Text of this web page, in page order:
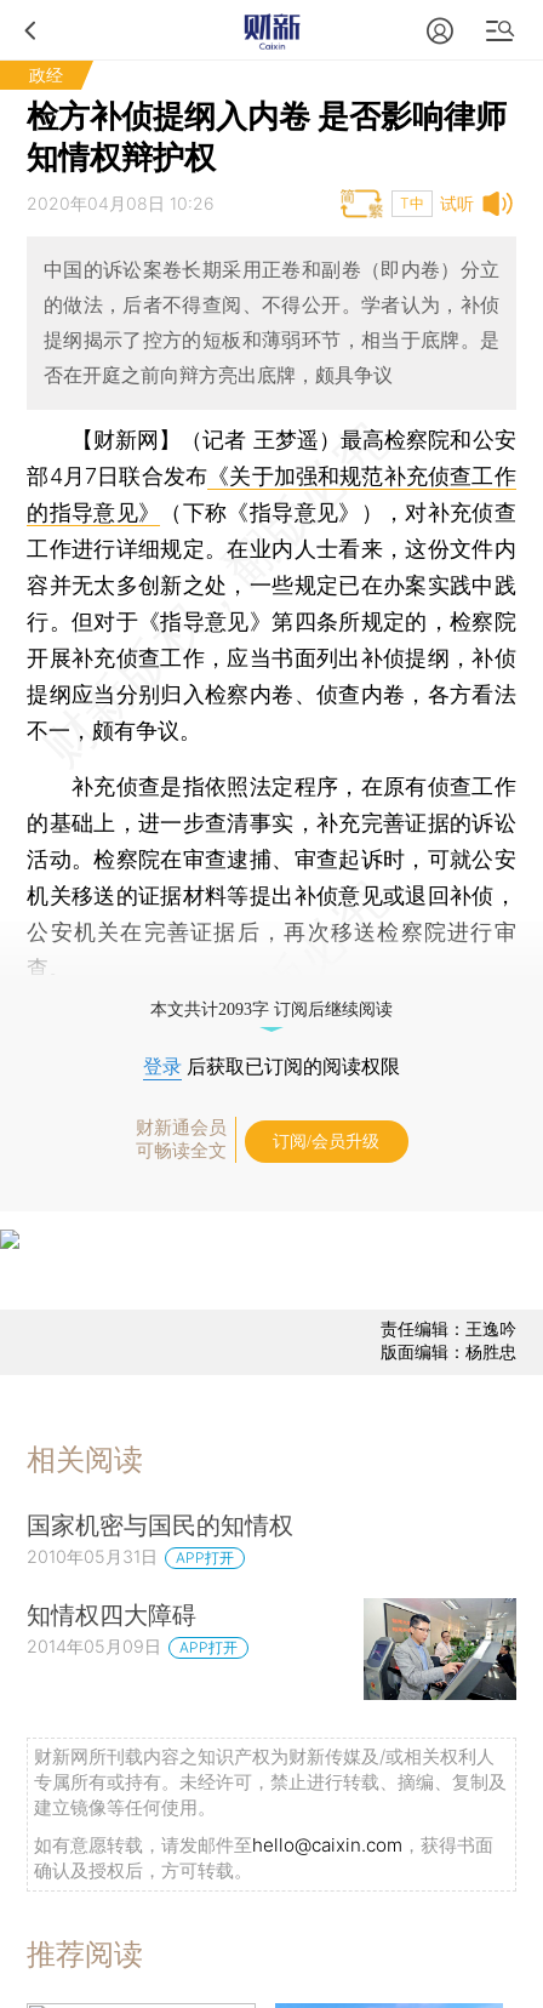
政经
检方补侦提纲入内卷 是否影响律师
知情权辩护权
试听
2020年04月08日 10:26 T中
中国的诉讼案卷长期采用正卷和副卷（即内卷）分立
的做法，后者不得查阅、不得公开。学者认为，补侦
提纲揭示了控方的短板和薄弱环节，相当于底牌。是
否在开庭之前向辩方亮出底牌，颇具争议
【财新网】（记者 王梦遥） 最高检察院和公安
部4月7日联合发布 《关于加强和规范补充侦查工作
的指导意见》
（下称《指导意见》），对补充侦查
工作进行详细规定。在业内人士看来，这份文件内
容并无太多创新之处，一些规定已在办案实践中践
行。但对于《指导意见》第四条所规定的，检察院
开展补充侦查工作，应当书面列出补侦提纲，补侦
提纲应当分别归入检察内卷、侦查内卷，各方看法
不一，颇有争议。
补充侦查是指依照法定程序，在原有侦查工作
的基础上，进一步查清事实，补充完善证据的诉讼
活动。检察院在审查逮捕、审查起诉时，可就公安
机关移送的证据材料等提出补侦意见或退回补侦，
公安机关在完善证据后，再次移送检察院进行审
查。
本文共计2093字 订阅后继续阅读
登录 后获取已订阅的阅读权限
财新通会员
可畅读全文
订阅/会员升级
责任编辑：王逸吟
版面编辑：杨胜忠
相关阅读
国家机密与国民的知情权
2010年05月31日 APP打开
知情权四大障碍
2014年05月09日 APP打开
财新网所刊载内容之知识产权为财新传媒及/或相关权利人
专属所有或持有。未经许可，禁止进行转载、摘编、复制及
建立镜像等任何使用。
如有意愿转载，请发邮件至hello@caixin.com ，获得书面
确认及授权后，方可转载。
推荐阅读